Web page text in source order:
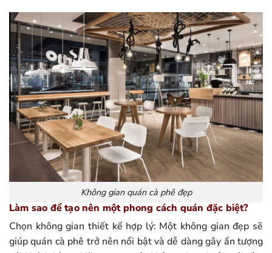
Không gian quán cà phê đẹp
Làm sao để tạo nên một phong cách quán đặc biệt?
Chọn không gian thiết kế hợp lý: Một không gian đẹp sẽ
giúp quán cà phê trở nên nổi bật và dễ dàng gây ấn tượng